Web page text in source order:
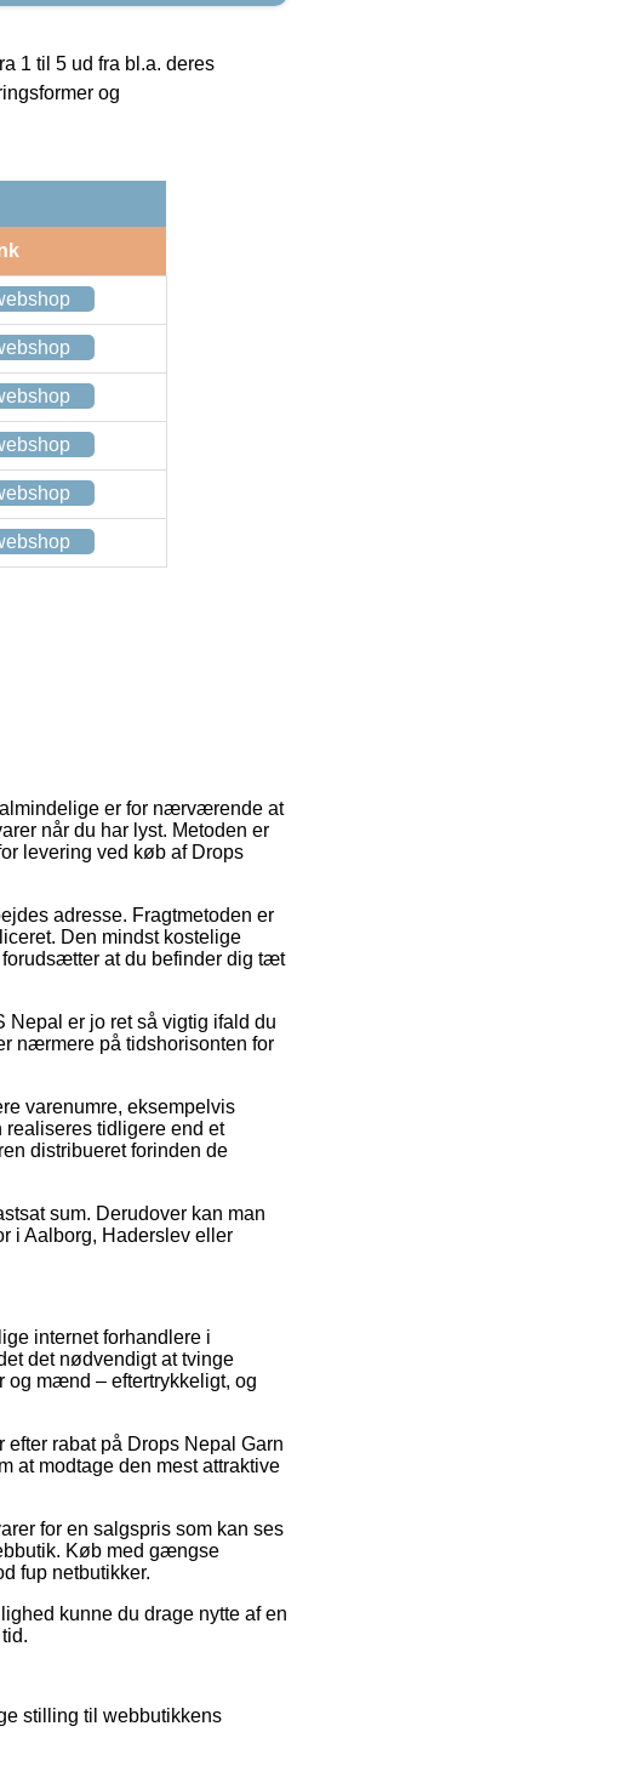
1 til 5 ud fra bl.a. deres
og
er for nærværende at
når du har lyst. Metoden er
levering ved køb af Drops
adresse. Fragtmetoden er
Den mindst kostelige
at du befinder dig tæt
Nepal er jo ret så vigtig ifald du
nærmere på tidshorisonten for
varenumre, eksempelvis
realiseres tidligere end et
distribueret forinden de
sum. Derudover kan man
i Aalborg, Haderslev eller
internet forhandlere i
det nødvendigt at tvinge
og mænd – eftertrykkeligt, og
rabat på Drops Nepal Garn
at modtage den mest attraktive
for en salgspris som kan ses
Køb med gængse
fup netbutikker.
kunne du drage nytte af en
stilling til webbutikkens